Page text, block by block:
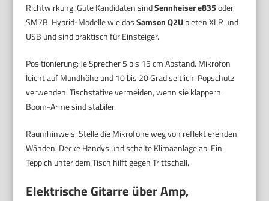
Richtwirkung. Gute Kandidaten sindSennheiser e835oder
SM7B. Hybrid-Modelle wie dasSamson Q2Ubieten XLR und
USB und sind praktisch für Einsteiger.
Positionierung: Je Sprecher 5 bis 15 cm Abstand. Mikrofon
leicht auf Mundhöhe und 10 bis 20 Grad seitlich. Popschutz
verwenden. Tischstative vermeiden, wenn sie klappern.
Boom-Arme sind stabiler.
Raumhinweis: Stelle die Mikrofone weg von reflektierenden
Wänden. Decke Handys und schalte Klimaanlage ab. Ein
Teppich unter dem Tisch hilft gegen Trittschall.
Elektrische Gitarre über Amp,